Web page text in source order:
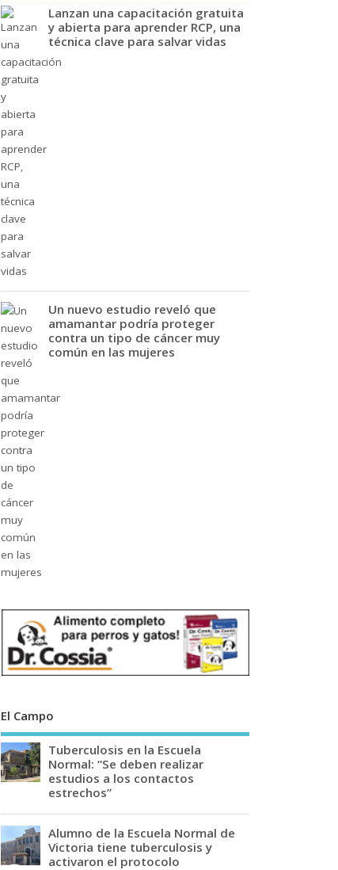
Lanzan una capacitación gratuita
y abierta para aprender RCP, una
técnica clave para salvar vidas
Un nuevo estudio reveló que
amamantar podría proteger
contra un tipo de cáncer muy
común en las mujeres
El Campo
Tuberculosis en la Escuela
Normal: “Se deben realizar
estudios a los contactos
estrechos”
Alumno de la Escuela Normal de
Victoria tiene tuberculosis y
activaron el protocolo